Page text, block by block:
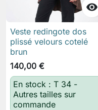

Veste redingote dos
plissé velours cotelé
brun
140,00 €
En stock : T 34 -
Autres tailles sur
commande